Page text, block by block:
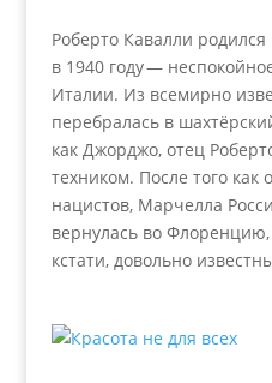
Роберто Кавалли
в 1940 году —
Италии. Из всемирно
перебралась в
как Джорджо, отец
техником. После того как
нацистов, Марчелла
вернулась во
кстати, довольно